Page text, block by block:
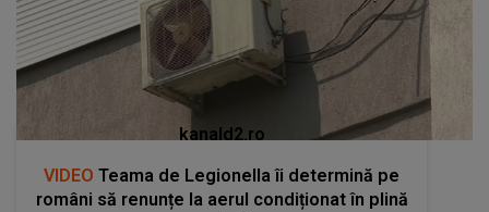
kanald2.ro
VIDEO Teama de Legionella îi determină pe
români să renunțe la aerul condiționat în plină